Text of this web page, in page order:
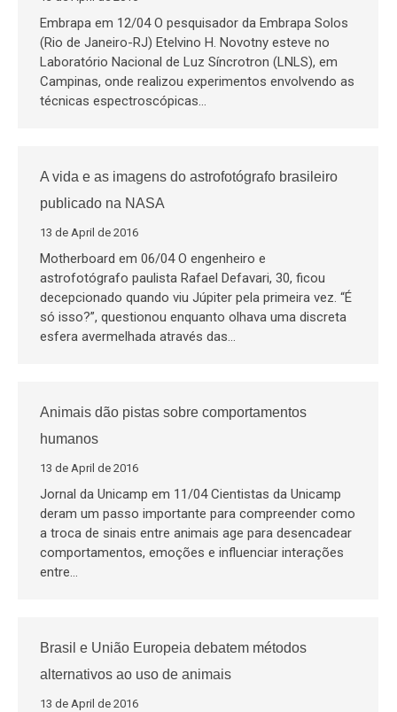
Embrapa em 12/04 O pesquisador da Embrapa Solos
(Rio de Janeiro-RJ) Etelvino H. Novotny esteve no
Laboratório Nacional de Luz Síncrotron (LNLS), em
Campinas, onde realizou experimentos envolvendo as
técnicas espectroscópicas…
A vida e as imagens do astrofotógrafo brasileiro
publicado na NASA
13 de April de 2016
Motherboard em 06/04 O engenheiro e
astrofotógrafo paulista Rafael Defavari, 30, ficou
decepcionado quando viu Júpiter pela primeira vez. “É
só isso?”, questionou enquanto olhava uma discreta
esfera avermelhada através das…
Animais dão pistas sobre comportamentos
humanos
13 de April de 2016
Jornal da Unicamp em 11/04 Cientistas da Unicamp
deram um passo importante para compreender como
a troca de sinais entre animais age para desencadear
comportamentos, emoções e influenciar interações
entre…
Brasil e União Europeia debatem métodos
alternativos ao uso de animais
13 de April de 2016